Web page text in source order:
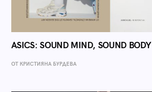
ASICS: SOUND MIND, SOUND BODY
ОТ КРИСТИЯНА БУРДЕВА